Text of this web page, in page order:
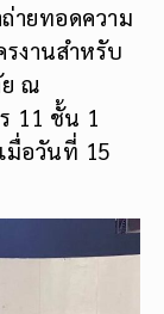
ายทอดความ
งานสำหรับ
ย ณ
11 ชั้น 1
มื่อวันที่ 15